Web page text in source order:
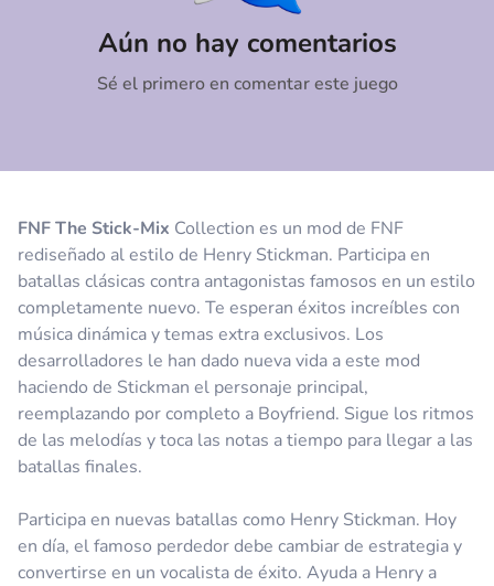
FNF The Stick-Mix Collection es un mod de FNF
rediseñado al estilo de Henry Stickman. Participa en
batallas clásicas contra antagonistas famosos en un estilo
completamente nuevo. Te esperan éxitos increíbles con
música dinámica y temas extra exclusivos. Los
desarrolladores le han dado nueva vida a este mod
haciendo de Stickman el personaje principal,
reemplazando por completo a Boyfriend. Sigue los ritmos
de las melodías y toca las notas a tiempo para llegar a las
batallas finales.
Participa en nuevas batallas como Henry Stickman. Hoy
en día, el famoso perdedor debe cambiar de estrategia y
convertirse en un vocalista de éxito. Ayuda a Henry a
Aún no hay comentarios
Sé el primero en comentar este juego